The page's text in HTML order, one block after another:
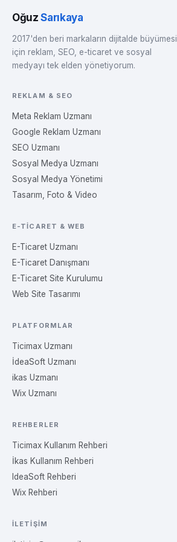
OğuzSarıkaya
2017'den beri markaların dijitalde büyümesi
için reklam, SEO, e-ticaret ve sosyal
medyayı tek elden yönetiyorum.
REKLAM & SEO
Meta Reklam Uzmanı
Google Reklam Uzmanı
SEO Uzmanı
Sosyal Medya Uzmanı
Sosyal Medya Yönetimi
Tasarım, Foto & Video
E-TICARET & WEB
E-Ticaret Uzmanı
E-Ticaret Danışmanı
E-Ticaret Site Kurulumu
Web Site Tasarımı
PLATFORMLAR
Ticimax Uzmanı
İdeaSoft Uzmanı
ikas Uzmanı
Wix Uzmanı
REHBERLER
Ticimax Kullanım Rehberi
İkas Kullanım Rehberi
IdeaSoft Rehberi
Wix Rehberi
İLETIŞIM